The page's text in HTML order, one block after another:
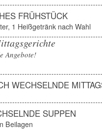
FRÜHSTÜCK
1 Heißgetränk nach Wahl
Angebote!
WECHSELNDE
SUPPEN
Beilagen